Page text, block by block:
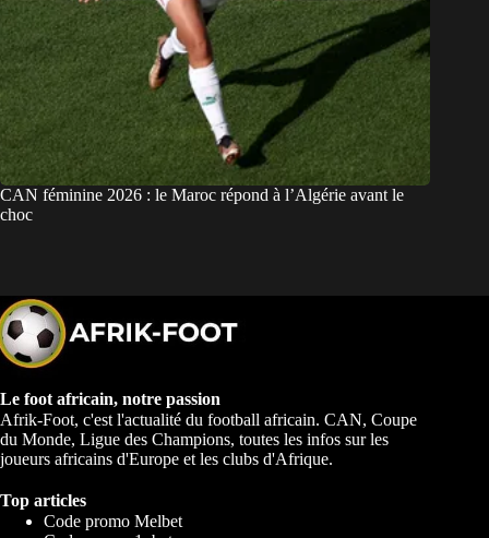
CAN féminine 2026 : le Maroc répond à l’Algérie avant le
choc
Le foot africain, notre passion
Afrik-Foot, c'est l'actualité du football africain. CAN, Coupe
du Monde, Ligue des Champions, toutes les infos sur les
joueurs africains d'Europe et les clubs d'Afrique.
Top articles
Code promo Melbet